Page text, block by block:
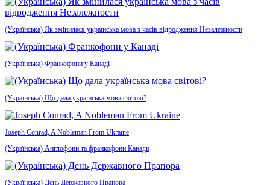
(Українська) Як змінилася українська мова з часів відродження Незалежности
(Українська) Франкофони у Канаді
(Українська) Що дала українська мова світові?
Joseph Conrad, A Nobleman From Ukraine
(Українська) Англофони та франкофони Канади
(Українська) День Державного Прапора